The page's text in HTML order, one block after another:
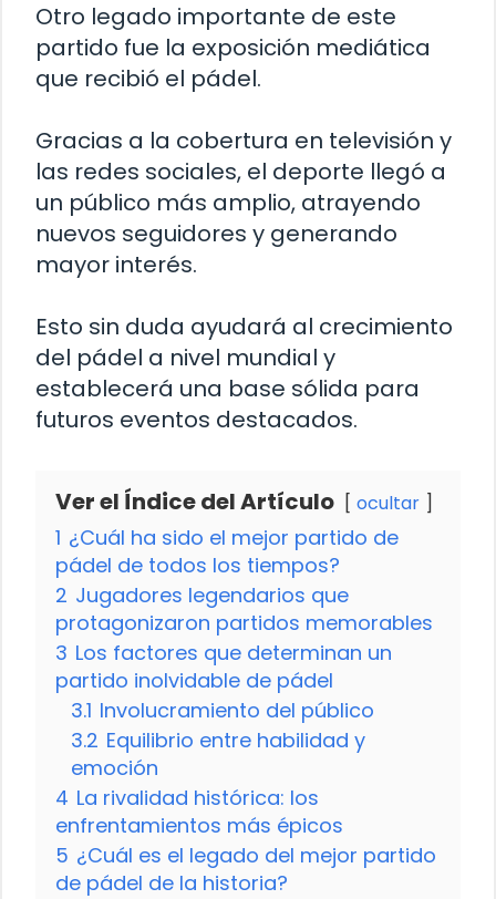
Otro legado importante de este
partido fue la exposición mediática
que recibió el pádel.
Gracias a la cobertura en televisión y
las redes sociales, el deporte llegó a
un público más amplio, atrayendo
nuevos seguidores y generando
mayor interés.
Esto sin duda ayudará al crecimiento
del pádel a nivel mundial y
establecerá una base sólida para
futuros eventos destacados.
Ver el Índice del Artículo ocultar
1 ¿Cuál ha sido el mejor partido de
pádel de todos los tiempos?
2 Jugadores legendarios que
protagonizaron partidos memorables
3 Los factores que determinan un
partido inolvidable de pádel
3.1 Involucramiento del público
3.2 Equilibrio entre habilidad y
emoción
4 La rivalidad histórica: los
enfrentamientos más épicos
5 ¿Cuál es el legado del mejor partido
de pádel de la historia?